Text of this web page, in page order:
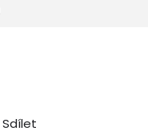
Sdílet